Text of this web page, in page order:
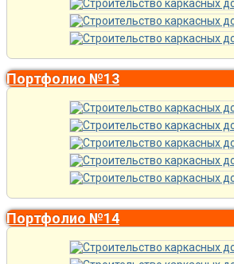
Портфолио №13
Портфолио №14